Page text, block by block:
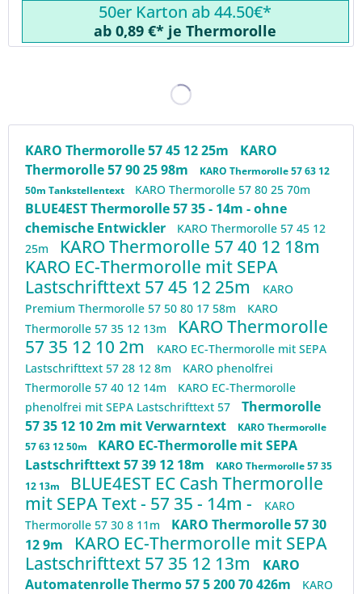
50er Karton ab 44.50€*
ab 0,89 €* je Thermorolle
KARO Thermorolle 57 45 12 25m
KARO
Thermorolle 57 90 25 98m
KARO Thermorolle 57 63 12
50m Tankstellentext
KARO Thermorolle 57 80 25 70m
BLUE4EST Thermorolle 57 35 - 14m - ohne
chemische Entwickler
KARO Thermorolle 57 45 12
25m
KARO Thermorolle 57 40 12 18m
KARO EC-Thermorolle mit SEPA
Lastschrifttext 57 45 12 25m
KARO
Premium Thermorolle 57 50 80 17 58m
KARO
Thermorolle 57 35 12 13m
KARO Thermorolle
57 35 12 10 2m
KARO EC-Thermorolle mit SEPA
Lastschrifttext 57 28 12 8m
KARO phenolfrei
Thermorolle 57 40 12 14m
KARO EC-Thermorolle
phenolfrei mit SEPA Lastschrifttext 57
Thermorolle
57 35 12 10 2m mit Verwarntext
KARO Thermorolle
57 63 12 50m
KARO EC-Thermorolle mit SEPA
Lastschrifttext 57 39 12 18m
KARO Thermorolle 57 35
12 13m
BLUE4EST EC Cash Thermorolle
mit SEPA Text - 57 35 - 14m -
KARO
Thermorolle 57 30 8 11m
KARO Thermorolle 57 30
12 9m
KARO EC-Thermorolle mit SEPA
Lastschrifttext 57 35 12 13m
KARO
Automatenrolle Thermo 57 5 200 70 426m
KARO